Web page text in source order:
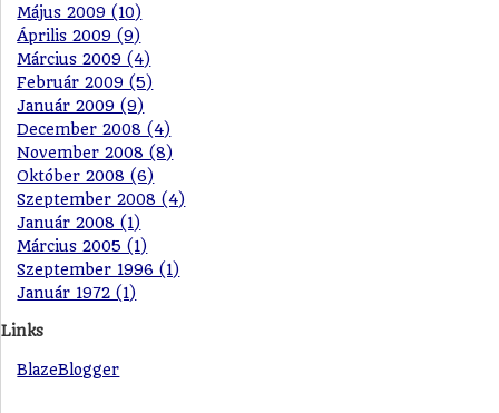
Május 2009 (10)
Április 2009 (9)
Március 2009 (4)
Február 2009 (5)
Január 2009 (9)
December 2008 (4)
November 2008 (8)
Október 2008 (6)
Szeptember 2008 (4)
Január 2008 (1)
Március 2005 (1)
Szeptember 1996 (1)
Január 1972 (1)
Links
BlazeBlogger